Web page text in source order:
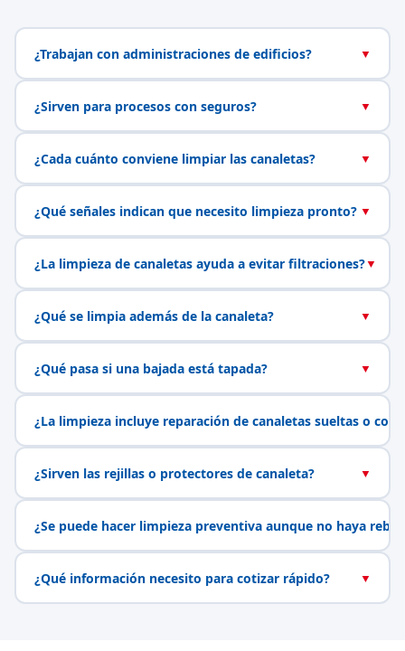
¿Trabajan con administraciones de edificios? ▼
¿Sirven para procesos con seguros? ▼
¿Cada cuánto conviene limpiar las canaletas? ▼
¿Qué señales indican que necesito limpieza pronto? ▼
¿La limpieza de canaletas ayuda a evitar filtraciones?▼
¿Qué se limpia además de la canaleta? ▼
¿Qué pasa si una bajada está tapada? ▼
¿La limpieza incluye reparación de canaletas sueltas o con
¿Sirven las rejillas o protectores de canaleta? ▼
¿Se puede hacer limpieza preventiva aunque no haya
¿Qué información necesito para cotizar rápido? ▼